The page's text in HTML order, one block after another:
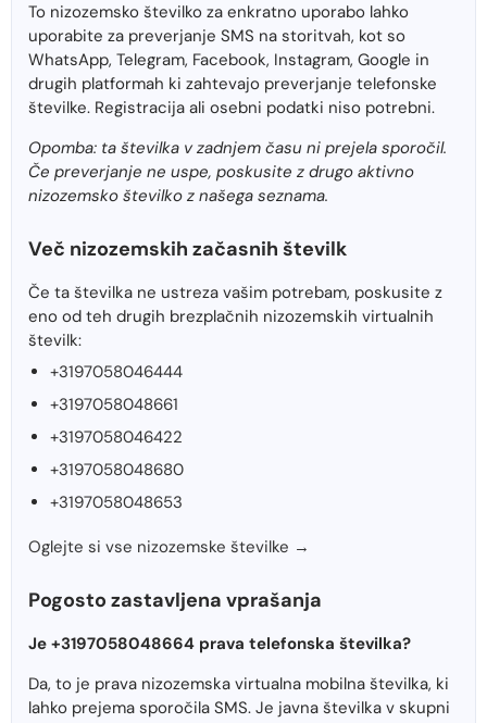
To nizozemsko številko za enkratno uporabo lahko
uporabite za preverjanje SMS na storitvah, kot so
WhatsApp, Telegram, Facebook, Instagram, Google in
drugih platformah ki zahtevajo preverjanje telefonske
številke. Registracija ali osebni podatki niso potrebni.
Opomba: ta številka v zadnjem času ni prejela sporočil.
Če preverjanje ne uspe, poskusite z drugo aktivno
nizozemsko številko z našega seznama.
Več nizozemskih začasnih številk
Če ta številka ne ustreza vašim potrebam, poskusite z
eno od teh drugih brezplačnih nizozemskih virtualnih
številk:
+3197058046444
+3197058048661
+3197058046422
+3197058048680
+3197058048653
Oglejte si vse nizozemske številke →
Pogosto zastavljena vprašanja
Je +3197058048664 prava telefonska številka?
Da, to je prava nizozemska virtualna mobilna številka, ki
lahko prejema sporočila SMS. Je javna številka v skupni